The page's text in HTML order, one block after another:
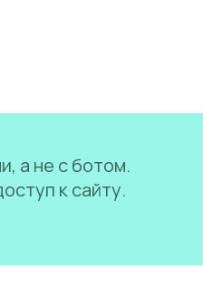
а не с ботом.
к сайту.